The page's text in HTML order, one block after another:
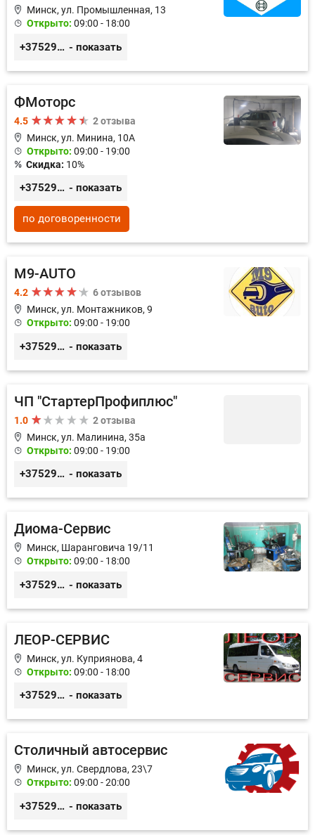
Минск, ул. Промышленная, 13
Открыто: 09:00 - 18:00
+375296309894 - показать
ФМоторс
4.5
2 отзыва
Минск, ул. Минина, 10А
Открыто: 09:00 - 19:00
Скидка: 10%
+375296781188 - показать
по договоренности
M9-AUTO
4.2
6 отзывов
Минск, ул. Монтажников, 9
Открыто: 09:00 - 19:00
+375299395764 - показать
ЧП "СтартерПрофиплюс"
1.0
2 отзыва
Минск, ул. Малинина, 35а
Открыто: 09:00 - 19:00
+375291023838 - показать
Диома-Сервис
Минск, Шаранговича 19/11
Открыто: 09:00 - 18:00
+375291111065 - показать
ЛЕОР-СЕРВИС
Минск, ул. Куприянова, 4
Открыто: 09:00 - 18:00
+375296528779 - показать
Столичный автосервис
Минск, ул. Свердлова, 23\7
Открыто: 09:00 - 20:00
+375293549354 - показать